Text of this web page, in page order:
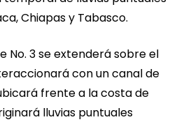
Chiapas y Tabasco.
No. 3 se extenderá sobre el
con un canal de
frente a la costa de
lluvias puntuales